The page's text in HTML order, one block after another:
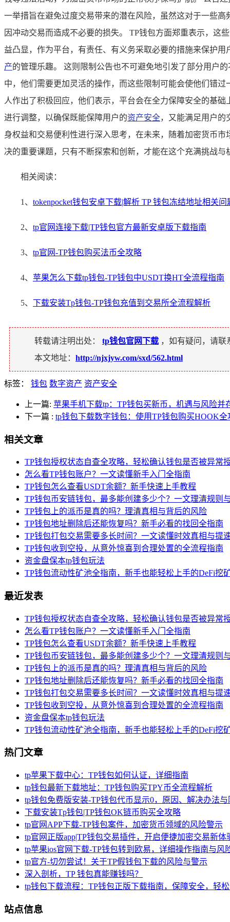
一举措旨在避免过度交易带来的潜在风险，虽然这对于一些
因冲动交易而造成不必要的损失。 TP钱包方面郑重表示，这
益凸显，作为平台，有责任、有义务采取必要的措施来保护
产的管理乐趣。 这则限制公告也不可避免地引发了部分用户
中，他们需要更加灵活的操作，而这些限制可能会使他们错
人作出了积极回应，他们表示，平台会在全力保障安全的基
进行调整，以确保既能保障用户的资产安全，又能满足用户的
身权益和交易便利性进行深入思考，在未来，随着加密货币
决的重要课题，只有不断探索和创新，才能在这个充满挑战
相关阅读：
1、 tokenpocket钱包安卓下载|解析 TP 钱包冻结地址相关问
2、 tp官网连接下载|TP钱包官方最新安卓版下载指南
3、 tp官网-TP钱包购买法币全攻略
4、 苹果怎么下载tp钱包-TP钱包中USDT换HT全流程指南
5、 下载安装Tp钱包-TP钱包充值到交易所全流程解析
转载请注明出处： tp钱包官网下载 ，如有疑问，请联
本文地址： http://njxjyw.com/sxd/562.html
标签： 钱包 数字资产 资产安全
上一篇: 苹果手机下载tp：TP钱包买新币，机遇与风险并
下一篇 : tp钱包下载数字钱包：使用TP钱包购买HOOK全
相关文章
TP钱包授权状态自查全攻略，轻松确认钱包是否被异常
怎么看TP钱包账户？一文读懂新手入门全指南
TP钱包怎么查看USDT余额？新手快速上手教程
TP钱包币安链钱包，最多能创建多少个？一文理清规则
TP钱包上的派币是真的吗？理清真相与背后的风险
TP钱包地址删除后还能恢复吗？新手必看的找回全指南
TP钱包打包交易需要多长时间？一文读懂时效真相与提
TP钱包收到空投，从意外惊喜到合理处置的全流程指南
资金盘保本tp钱包玩法
TP钱包流动性矿池全指南，新手也能轻松上手的DeFi挖
最近发表
TP钱包授权状态自查全攻略，轻松确认钱包是否被异常
怎么看TP钱包账户？一文读懂新手入门全指南
TP钱包怎么查看USDT余额？新手快速上手教程
TP钱包币安链钱包，最多能创建多少个？一文理清规则
TP钱包上的派币是真的吗？理清真相与背后的风险
TP钱包地址删除后还能恢复吗？新手必看的找回全指南
TP钱包打包交易需要多长时间？一文读懂时效真相与提
TP钱包收到空投，从意外惊喜到合理处置的全流程指南
资金盘保本tp钱包玩法
TP钱包流动性矿池全指南，新手也能轻松上手的DeFi挖
热门文章
tp苹果下载中心：TP钱包如何认证，详细指南
tp钱包最新下载地址：TP钱包购买TPY币全流程解析
tp钱包免费版安装-TP钱包代币显示0，原因、解决办法
下载安装Tp钱包|TP钱包OK链币购买全攻略
tp官网APP下载-TP钱包案件，加密货币领域的风险警示
tp官网正版app|TP钱包交易插件，开启便捷加密交易新体
tp苹果ios官网下载-TP钱包转到欧易，详细操作指南与风
tp官方-切勿尝试！关于TP假钱包下载的风险与警示
深入剖析，TP 钱包真能赚钱吗？
tp钱包下载流程：TP钱包正版下载指南，保障安全，轻
站点信息